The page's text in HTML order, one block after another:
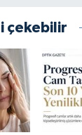
çekebilir